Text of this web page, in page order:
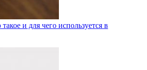
и для чего используется в